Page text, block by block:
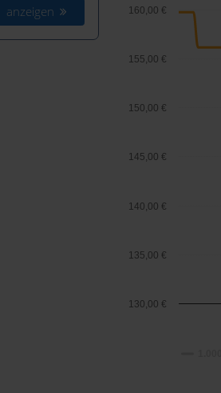
anzeigen
130,00 €
135,00 €
140,00 €
145,00 €
150,00 €
155,00 €
160,00 €